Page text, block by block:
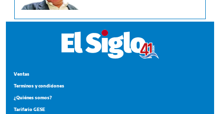
Ventas
Terminos y condiciones
¿Quiénes somos?
Tarifario GESE